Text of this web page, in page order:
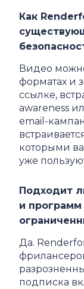
Как
Видео
форматах и
ссылке,
awareness
email-
которыми
уже
Подходит
и программ
Да.
подписка